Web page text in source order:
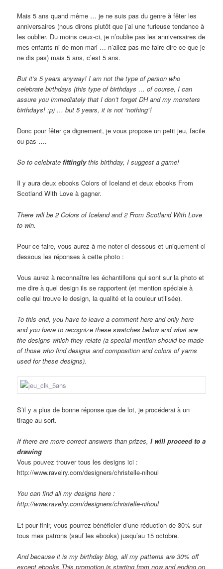
Mais 5 ans quand même … je ne suis pas du genre à fêter les
anniversaires (nous dirons plutôt que j’ai une furieuse tendance à
les oublier. Du moins ceux-ci, je n’oublie pas les anniversaires de
mes enfants ni de mon mari … n’allez pas me faire dire ce que je
ne dis pas) mais 5 ans, c’est 5 ans.
But it’s 5 years anyway! I am not the type of person who
celebrate birthdays (this type of birthdays … of course, I can
assure you immediately that I don’t forget DH and my monsters
birthdays! :p) … but 5 years, it is not “nothing”!
Donc pour fêter ça dignement, je vous propose un petit jeu, facile
ou pas ….
So to celebratefittinglythis birthday, I suggest a game!
Il y aura deux ebooks Colors of Iceland et deux ebooks From
Scotland With Love à gagner.
There will be 2 Colors of Iceland and 2 From Scotland With Love
to win.
Pour ce faire, vous aurez à me noter ci dessous et uniquement ci
dessous les réponses à cette photo :
Vous aurez à reconnaître les échantillons qui sont sur la photo et
me dire à quel design ils se rapportent (et mention spéciale à
celle qui trouve le design, la qualité et la couleur utilisée).
To this end, you have to leave a comment here and only here
and you have to recognize these swatches below and what are
the designs which they relate (a special mention should be made
of those who find designs and composition and colors of yarns
used for these designs).
S’il y a plus de bonne réponse que de lot, je procéderai à un
tirage au sort.
If there are more correct answers than prizes,I willproceed toa
drawing
Vous pouvez trouver tous les designs ici :
http://www.ravelry.com/designers/christelle-nihoul
You can find all my designs here :
http://www.ravelry.com/designers/christelle-nihoul
Et pour finir, vous pourrez bénéficier d’une réduction de 30% sur
tous mes patrons (sauf les ebooks) jusqu’au 15 octobre.
And because it is my birthday blog, all my patterns are 30% off
except ebooks.This promotion is starting from now and ending on